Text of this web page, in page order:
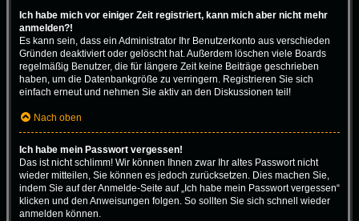
Ich habe mich vor einiger Zeit registriert, kann mich aber nicht mehr
anmelden?!
Es kann sein, dass ein Administrator Ihr Benutzerkonto aus verschieden
Gründen deaktiviert oder gelöscht hat. Außerdem löschen viele Boards
regelmäßig Benutzer, die für längere Zeit keine Beiträge geschrieben
haben, um die Datenbankgröße zu verringern. Registrieren Sie sich
einfach erneut und nehmen Sie aktiv an den Diskussionen teil!
Nach oben
Ich habe mein Passwort vergessen!
Das ist nicht schlimm! Wir können Ihnen zwar Ihr altes Passwort nicht
wieder mitteilen, Sie können es jedoch zurücksetzen. Dies machen Sie,
indem Sie auf der Anmelde-Seite auf „Ich habe mein Passwort vergessen“
klicken und den Anweisungen folgen. So sollten Sie sich schnell wieder
anmelden können.